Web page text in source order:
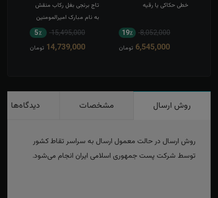
خطی حکاکی یا رقیه
8,052,000 19٪
6,545,000 تومان
تاج برنجی بغل رکاب منقش
به نام مبارک امیرالمومنین
15,495,000 5٪
14,739,000 تومان
روش ارسال مشخصات دیدگاه‌ها
روش ارسال در حالت معمول ارسال به سراسر تقاط کشور
توسط شرکت پست جمهوری اسلامی ایران انجام می‌شود.